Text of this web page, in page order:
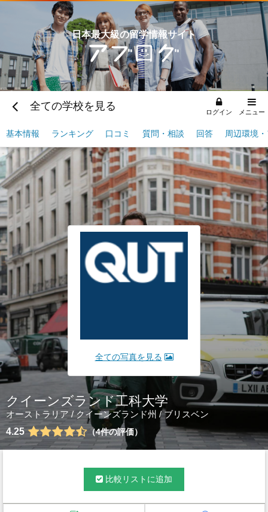
日本最大級の留学情報サイト
全ての学校を見る ログイン メニュー
基本情報 ランキング 口コミ 質問・相談 回答 周辺環境
全ての写真を見る
クイーンズランド工科大学
オーストラリア / クイーンズランド州 / ブリスベン
4.25
4件の評価
比較リストに追加